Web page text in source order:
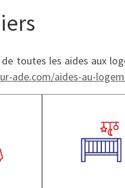
toutes les aides aux
ade.com/aides-au-